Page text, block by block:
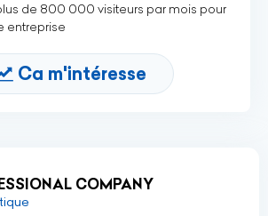
de 800 000 visiteurs par mois pour
entreprise
Ca m'intéresse
COMPANY